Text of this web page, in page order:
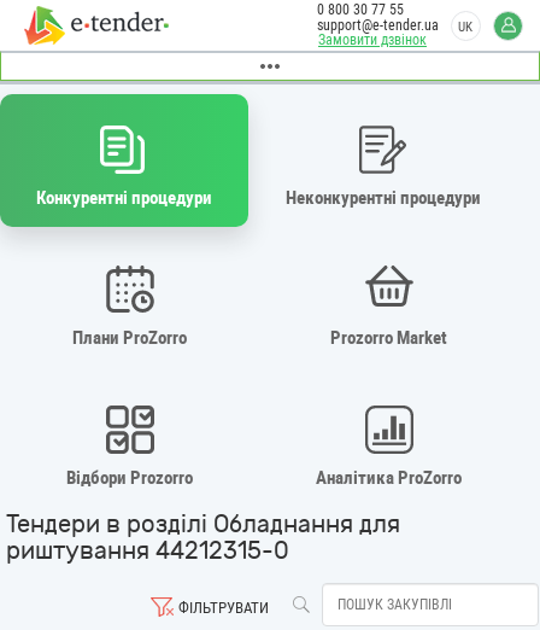
Замовити дзвінок
0 800 30 77 55
support@e-tender.ua
UK
Конкурентні процедури Неконкурентні процедури
Плани ProZorro Prozorro Market
Відбори Prozorro Аналітика ProZorro
Тендери в розділі Обладнання для
риштування 44212315-0
ФІЛЬТРУВАТИ